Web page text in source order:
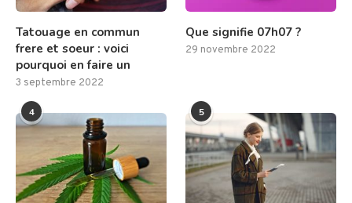
Tatouage en commun
frere et soeur : voici
pourquoi en faire un
3 septembre 2022
Que signifie 07h07 ?
29 novembre 2022
4 5